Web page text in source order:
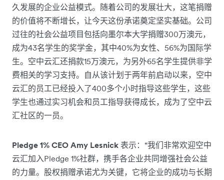
久发展的企业公益模式。随着公司的发展壮大，这笔捐赠
的价值将不断增长，让今天这份承诺奠定坚实基础。公司
过往的社会公益项目包括向墨尔本大学捐赠300万澳元，
成为43名学生的奖学金，其中40%为女性、56%为国际学
生。空中云汇还捐款15万澳元，为另外65名学生提供非学
费相关的学习支持。自从该计划于两年前启动以来，空中
云汇的员工已经投入了400多个小时指导这些学生，这些
学生也通过实习机会和员工指导获得成长，成为了空中云
汇社区的一员。
Pledge 1% CEO Amy Lesnick 表示：“我们非常欢迎空中
云汇加入Pledge 1%社群，携手各企业共同增强社会公益
的力量。股权捐赠承诺尤为关键，它将企业的成功与长期